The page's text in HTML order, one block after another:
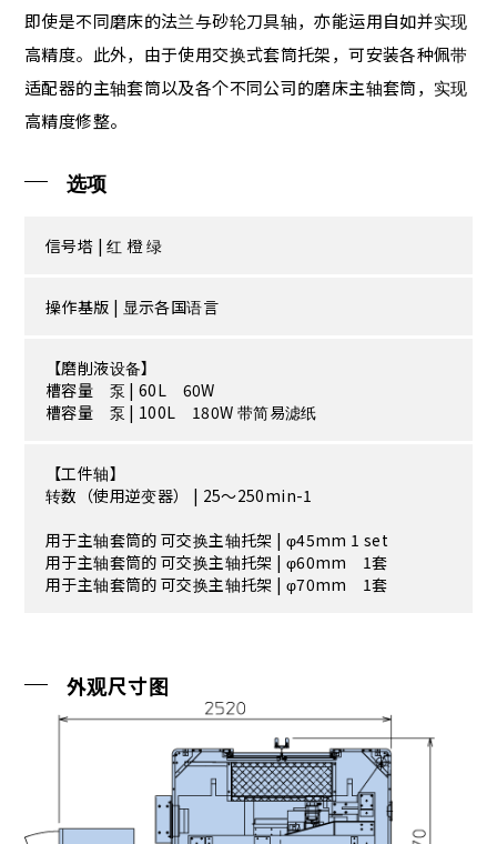
即使是不同磨床的法兰与砂轮刀具轴，亦能运用自如并实现
高精度。此外，由于使用交换式套筒托架，可安装各种佩带
适配器的主轴套筒以及各个不同公司的磨床主轴套筒，实现
高精度修整。
选项
信号塔 | 红 橙 绿
操作基版 | 显示各国语言
【磨削液设备】
槽容量 泵 | 60L 60W
槽容量 泵 | 100L 180W 带简易滤纸
【工件轴】
转数（使用逆变器） | 25～250min-1
用于主轴套筒的 可交换主轴托架 | φ45mm 1 set
用于主轴套筒的 可交换主轴托架 | φ60mm 1套
用于主轴套筒的 可交换主轴托架 | φ70mm 1套
外观尺寸图